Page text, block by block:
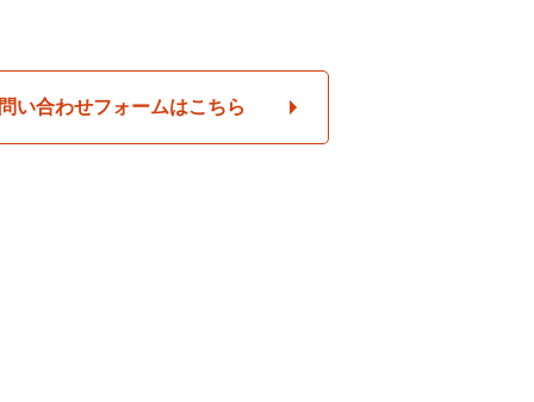
い合わせフォームはこちら